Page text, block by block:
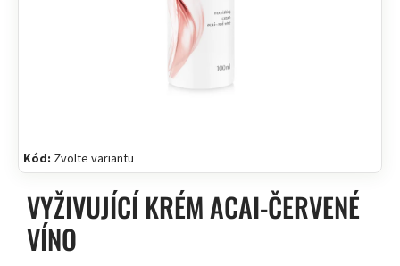
Kód: Zvolte variantu
VYŽIVUJÍCÍ KRÉM ACAI-ČERVENÉ
VÍNO